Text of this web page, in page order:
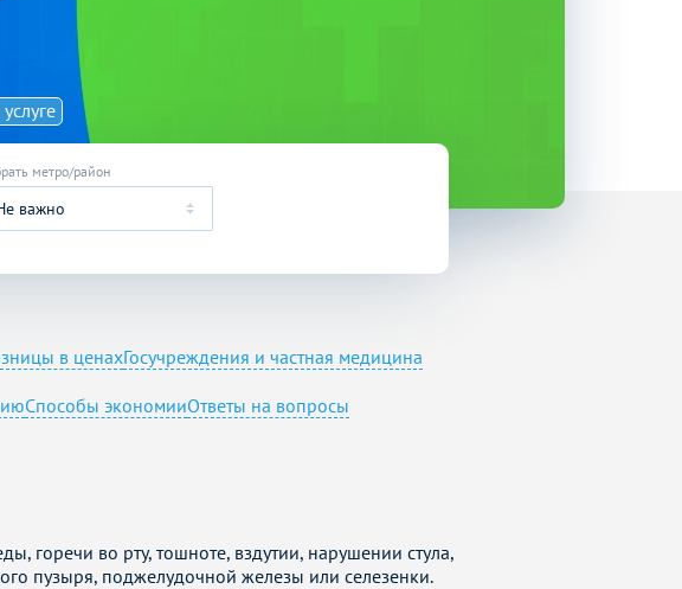
важно
в ценахГосучреждения и частная медицина
Способы экономииОтветы на вопросы
горечи во рту, тошноте, вздутии, нарушении стула,
пузыря, поджелудочной железы или селезенки.